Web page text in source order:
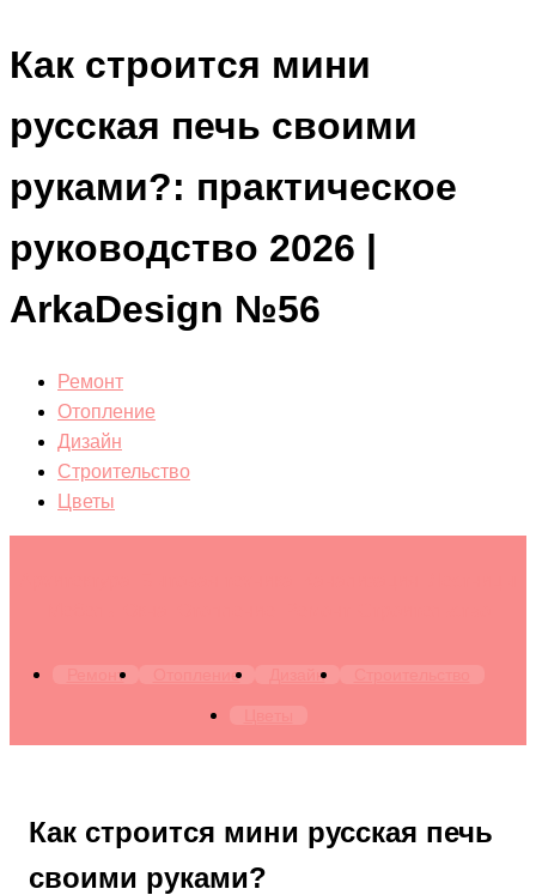
Как строится мини
русская печь своими
руками?: практическое
руководство 2026 |
ArkaDesign №56
Ремонт
Отопление
Дизайн
Строительство
Цветы
Ремонт Отопление Дизайн
Как строится мини русская печь
своими руками?